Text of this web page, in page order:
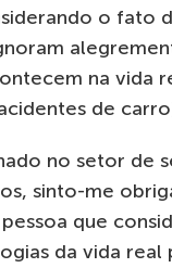
o fato
na vida
de
no setor de
sinto-me
que
da vida real